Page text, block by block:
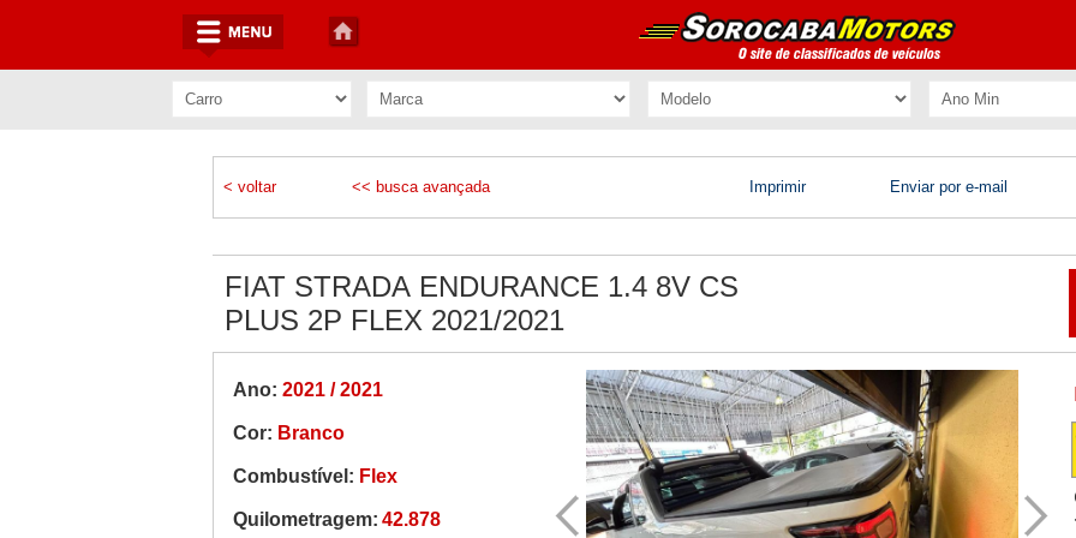
< voltar << busca avançada Imprimir Enviar por e-mail
FIAT STRADA ENDURANCE 1.4 8V CS
PLUS 2P FLEX 2021/2021
Ano: 2021 / 2021
Cor: Branco
Combustível: Flex
Quilometragem: 42.878